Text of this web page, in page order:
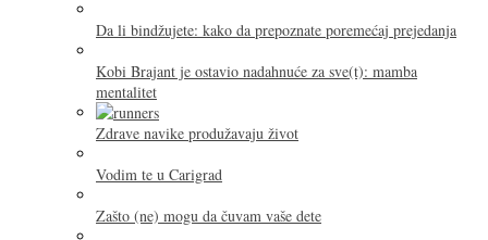
Da li bindžujete: kako da prepoznate poremećaj prejedanja
Kobi Brajant je ostavio nadahnuće za sve(t): mamba
mentalitet
Zdrave navike produžavaju život
Vodim te u Carigrad
Zašto (ne) mogu da čuvam vaše dete